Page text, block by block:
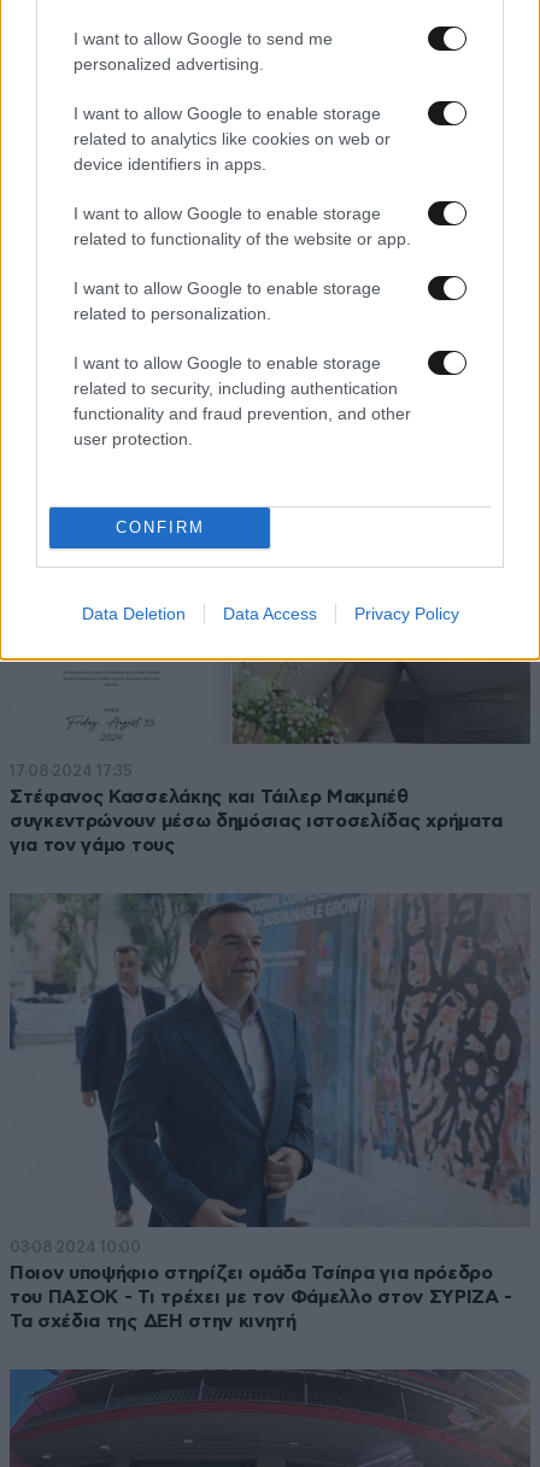
I want to allow Google to send me
personalized advertising.
I want to allow Google to enable storage
related to analytics like cookies on web or
device identifiers in apps.
I want to allow Google to enable storage
related to functionality of the website or app.
I want to allow Google to enable storage
related to personalization.
I want to allow Google to enable storage
related to security, including authentication
functionality and fraud prevention, and other
user protection.
CONFIRM
Data Deletion Data Access Privacy Policy
25·08·2024 19:00
τον Στέφανο Κασσελάκη: «1 εβδομάδα! Πάμε!»
17·08·2024 17:35
Στέφανος Κασσελάκης και Τάιλερ Μακμπέθ
συγκεντρώνουν μέσω δημόσιας ιστοσελίδας χρήματα
για τον γάμο τους
03·08·2024 10:00
Ποιον υποψήφιο στηρίζει ομάδα Τσίπρα για πρόεδρο
του ΠΑΣΟΚ - Τι τρέχει με τον Φάμελλο στον ΣΥΡΙΖΑ -
Τα σχέδια της ΔΕΗ στην κινητή